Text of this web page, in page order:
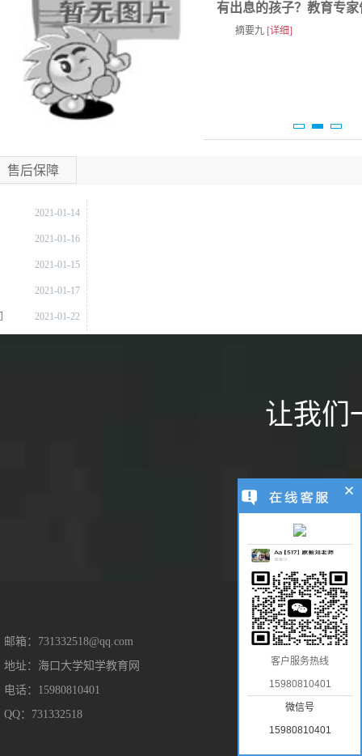
史*倩同学 初中三年级 物理
老师授课很有耐心，教学认真，课堂效率
高，授课内容详细，大部分都能跟着老师思
路学习，不懂的知识点能够剖析清楚。
候重点明确，也能够根据我对于题目掌控的
有更多动力突击下一道题。
数理化
我的数理化的基础比较薄弱，在学校听老师
讲课进度太快跟不上。非常幸运遇到家教网
推荐的丁老师，老师讲课热情，幽默，浅显
易懂，并且非常耐心，使我的学习成绩有非
黄教员预约姓学员小学一年级 语文
汪教员预约王学员初三 数学,英语
倪教员预约梅学员小学一年级 地理,数学
立即请家教
客服电话：15980810401
工作人员会在第一时间与您取得联系，助您涨分~
有出息的孩子？教育专家
诉你摘要九 [详细]
售后保障
2021-01-14
2021-01-16
2021-01-15
2021-01-17
2021-01-22
让我们
邮箱：731332518@qq.com
地址：海口大学知学教育网
电话：15980810401
QQ：731332518
售后保障
售后服务
隐私保护
免责声明
客户服务热线
15980810401
微信号
15980810401